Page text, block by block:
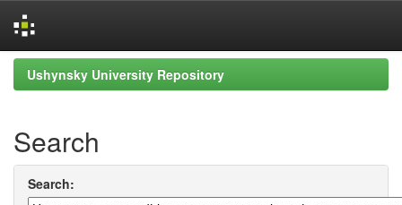
Skip
navigation
Ushynsky University Repository
Search
Search: